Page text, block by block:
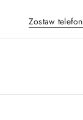
Zostaw telefon
Wyślij